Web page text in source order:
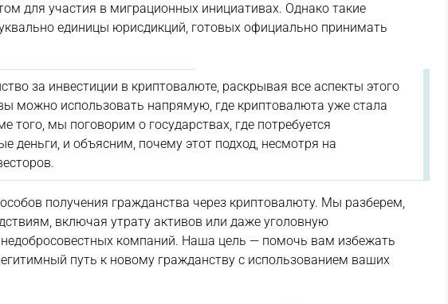
для участия в миграционных инициативах. Однако такие
единицы юрисдикций, готовых официально принимать
за инвестиции в криптовалюте, раскрывая все аспекты этого
можно использовать напрямую, где криптовалюта уже стала
мы поговорим о государствах, где потребуется
деньги, и объясним, почему этот подход, несмотря на
получения гражданства через криптовалюту. Мы разберем,
включая утрату активов или даже уголовную
недобросовестных компаний. Наша цель — помочь вам избежать
путь к новому гражданству с использованием ваших